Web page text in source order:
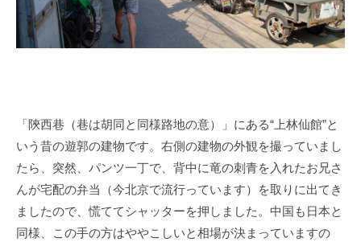
「陝西巷（巷は胡同と同様路地の意）」にある“ 上林仙館”と
いう昔の遊郭の建物です。右側の建物の外観を撮っていまし
たら、突然、パンツ一丁で、背中に竜の刺青を入れたお兄さ
んが宅配の弁当（今北京で流行っています）を取りに出てき
ましたので、慌ててシャッターを押しました。中国も日本と
同様、この手の方はややこしいと相場が決まっていますの